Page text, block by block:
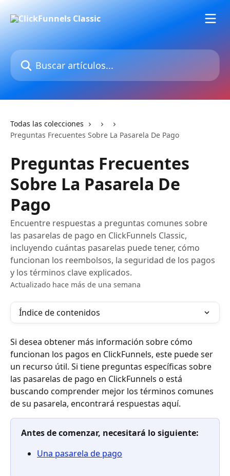
Buscar artículos...
Todas las colecciones
Preguntas Frecuentes Sobre La Pasarela De Pago
Preguntas Frecuentes
Sobre La Pasarela De
Pago
Encuentre respuestas a preguntas comunes sobre
las pasarelas de pago en ClickFunnels Classic,
incluyendo cuántas pasarelas puede tener, cómo
funcionan los reembolsos, la seguridad de los pagos
y los términos clave explicados.
Actualizado hace más de una semana
Índice de contenidos
Si desea obtener más información sobre cómo
funcionan los pagos en ClickFunnels, este puede ser
un recurso útil. Si tiene preguntas específicas sobre
las pasarelas de pago en ClickFunnels o está
buscando comprender mejor los términos comunes
de su pasarela, encontrará respuestas aquí.
Antes de comenzar, necesitará lo siguiente:
Una pasarela de pago